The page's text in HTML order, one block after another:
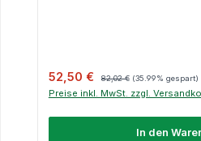
Verkaufspreis:
52,50 € 82,02 € (35.99% gespart)
Preise inkl. MwSt. zzgl.
In den